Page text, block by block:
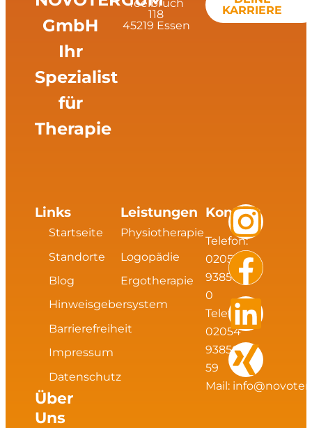
GmbH
Ihr
Spezialist
für
Therapie
Teelbruch
118
45219 Essen
KARRIERE
Links
Startseite
Standorte
Blog
Hinweisgebersystem
Barrierefreiheit
Impressum
Datenschutz
Über
Uns
Leistungen
Physiotherapie
Logopädie
Ergotherapie
Kontakt
Telefon:
02054
93856
0
Telefax:
02054
93856
59
Mail:
I
n
s
t
a
g
F
a
c
e
b
o
L
i
n
k
e
d
X
i
n
g